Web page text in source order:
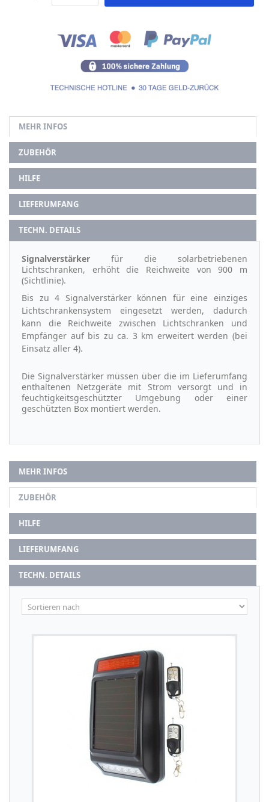
MEHR INFOS
ZUBEHÖR
HILFE
LIEFERUMFANG
TECHN. DETAILS
Signalverstärker für die solarbetriebenen
Lichtschranken, erhöht die Reichweite von 900 m
(Sichtlinie).
Bis zu 4 Signalverstärker können für eine einziges
Lichtschrankensystem eingesetzt werden, dadurch
kann die Reichweite zwischen Lichtschranken und
Empfänger auf bis zu ca. 3 km erweitert werden (bei
Einsatz aller 4).
Die Signalverstärker müssen über die im Lieferumfang
enthaltenen Netzgeräte mit Strom versorgt und in
feuchtigkeitsgeschützter Umgebung oder einer
geschützten Box montiert werden.
MEHR INFOS
ZUBEHÖR
HILFE
LIEFERUMFANG
TECHN. DETAILS